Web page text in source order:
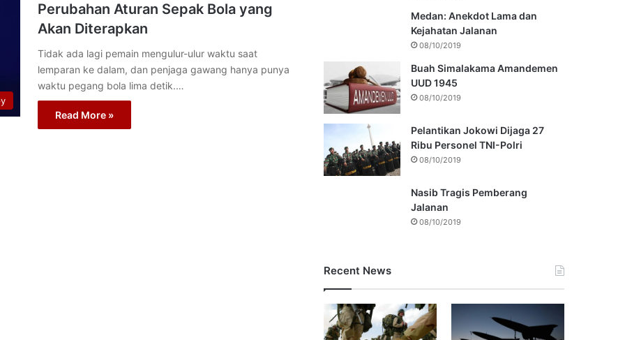
Perubahan Aturan Sepak Bola yang
Akan Diterapkan
Tidak ada lagi pemain mengulur-ulur waktu saat
lemparan ke dalam, dan penjaga gawang hanya punya
waktu pegang bola lima detik.…
Read More »
Medan: Anekdot Lama dan
Kejahatan Jalanan
08/10/2019
Buah Simalakama Amandemen
UUD 1945
08/10/2019
Pelantikan Jokowi Dijaga 27
Ribu Personel TNI-Polri
08/10/2019
Nasib Tragis Pemberang
Jalanan
08/10/2019
Recent News